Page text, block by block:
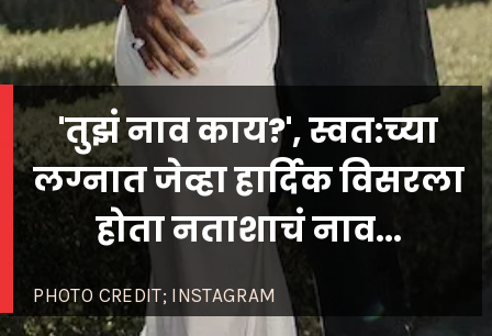
PHOTO CREDIT; INSTAGRAM
'तुझं नाव काय?', स्वत:च्या
लग्नात जेव्हा हार्दिक विसरला
होता नताशाचं नाव...